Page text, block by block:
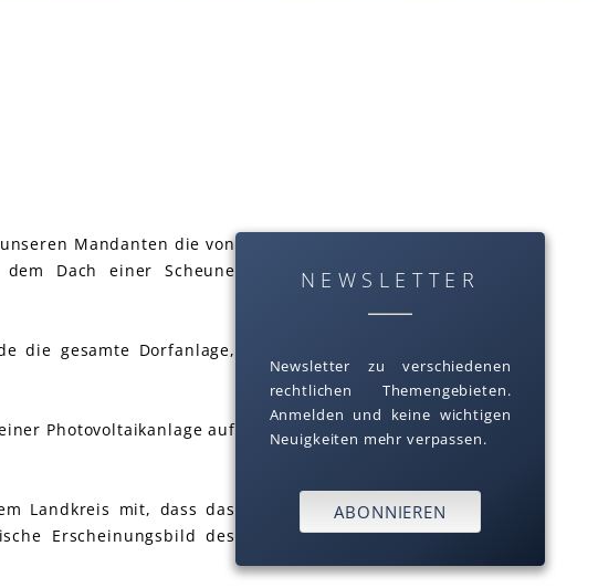
Mandanten die von
Dach einer Scheune
die gesamte Dorfanlage,
Photovoltaikanlage auf
Landkreis mit, dass das
Erscheinungsbild des
NEWSLETTER
Newsletter zu verschiedenen
rechtlichen Themengebieten.
Anmelden und keine wichtigen
Neuigkeiten mehr verpassen.
ABONNIEREN